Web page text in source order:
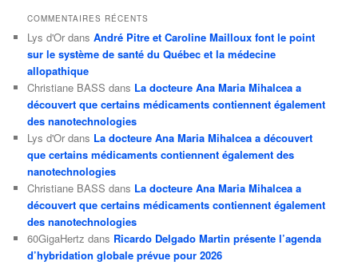
COMMENTAIRES RÉCENTS
Lys d'Or dansAndré Pitre et Caroline Mailloux font le point
sur le système de santé du Québec et la médecine
allopathique
Christiane BASS dans La docteure Ana Maria Mihalcea a
découvert que certains médicaments contiennent également
des nanotechnologies
Lys d'Or dans La docteure Ana Maria Mihalcea a découvert
que certains médicaments contiennent également des
nanotechnologies
Christiane BASS dans La docteure Ana Maria Mihalcea a
découvert que certains médicaments contiennent également
des nanotechnologies
60GigaHertz dans Ricardo Delgado Martin présente l’agenda
d’hybridation globale prévue pour 2026